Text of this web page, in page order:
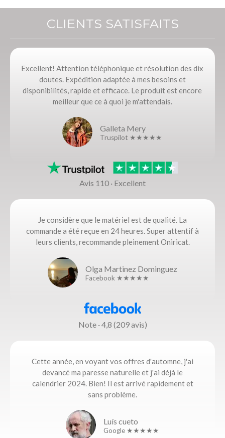
CLIENTS SATISFAITS
Excellent! Attention téléphonique et résolution des dix
doutes. Expédition adaptée à mes besoins et
disponibilités, rapide et efficace. Le produit est encore
meilleur que ce à quoi je m'attendais.
Galleta Mery
Truspilot ★★★★★
Avis 110 · Excellent
Je considère que le matériel est de qualité. La
commande a été reçue en 24 heures. Super attentif à
leurs clients, recommande pleinement Oniricat.
Olga Martinez Dominguez
Facebook ★★★★★
Note · 4,8 (209 avis)
Cette année, en voyant vos offres d'automne, j'ai
devancé ma paresse naturelle et j'ai déjà le
calendrier 2024. Bien! Il est arrivé rapidement et
sans problème.
Luís cueto
Google ★★★★★